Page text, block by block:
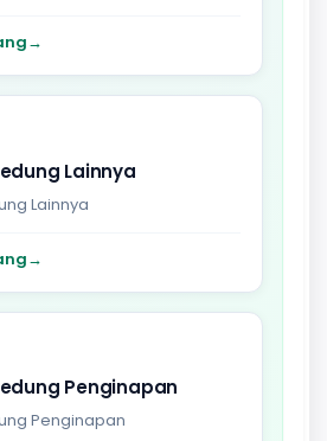
→
Lainnya
Lainnya
→
Penginapan
Penginapan